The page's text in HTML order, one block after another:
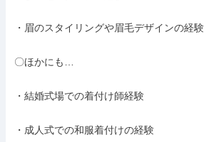
・眉のスタイリングや眉毛デザインの経験
〇ほかにも…
・結婚式場での着付け師経験
・成人式での和服着付けの経験